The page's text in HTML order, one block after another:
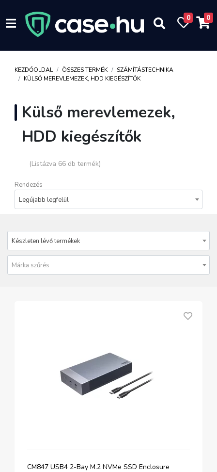
0 0
KEZDŐOLDAL ÖSSZES TERMÉK
SZÁMÍTÁSTECHNIKA
KÜLSŐ MEREVLEMEZEK, HDD KIEGÉSZÍTŐK
Külső merevlemezek,
HDD kiegészítők
(Listázva 66 db termék)
Rendezés
Legújabb legfelül
Készleten lévő termékek
Márka szűrés
CM847 USB4 2-Bay M.2 NVMe SSD Enclosure